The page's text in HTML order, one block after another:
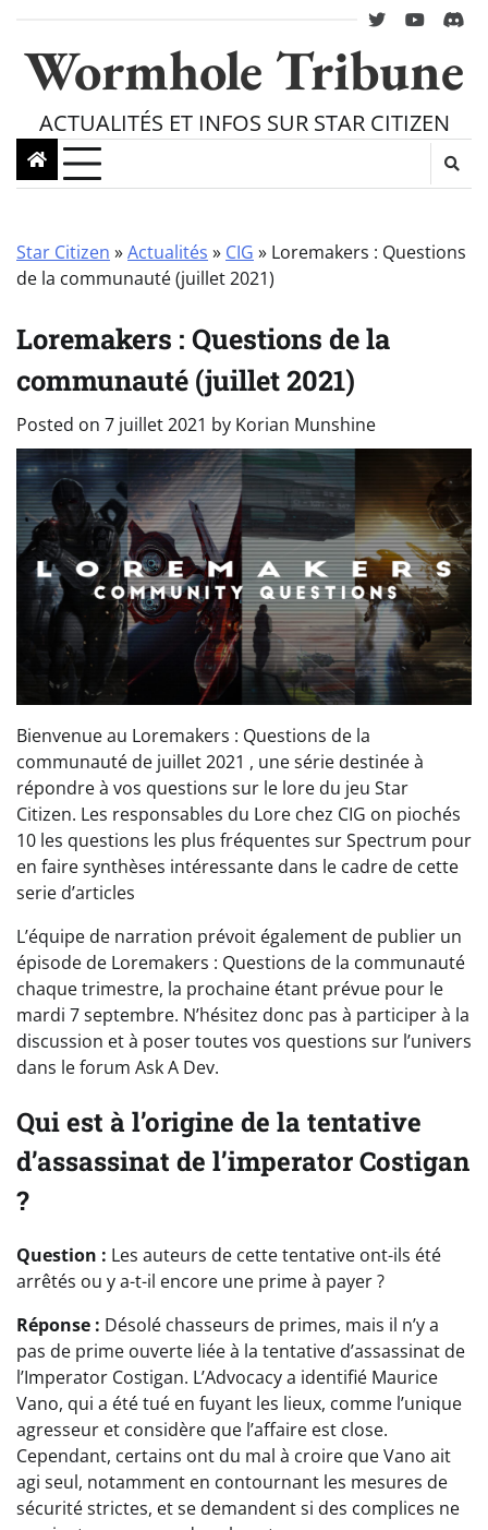
content
twitteryoutube
Wormhole Tribune
ACTUALITÉS ET INFOS SUR STAR CITIZEN
Star Citizen »Actualités » CIG » Loremakers : Questions
de la communauté (juillet 2021)
Loremakers : Questions de la
communauté (juillet 2021)
Posted on 7 juillet 2021 by Korian Munshine
Bienvenue au Loremakers : Questions de la
communauté de juillet 2021 , une série destinée à
répondre à vos questions sur le lore du jeu Star
Citizen. Les responsables du Lore chez CIG on piochés
10 les questions les plus fréquentes sur Spectrum pour
en faire synthèses intéressante dans le cadre de cette
serie d’articles
L’équipe de narration prévoit également de publier un
épisode de Loremakers : Questions de la communauté
chaque trimestre, la prochaine étant prévue pour le
mardi 7 septembre. N’hésitez donc pas à participer à la
discussion et à poser toutes vos questions sur l’univers
dans le forum Ask A Dev.
Qui est à l’origine de la tentative
d’assassinat de l’imperator Costigan
?
Question : Les auteurs de cette tentative ont-ils été
arrêtés ou y a-t-il encore une prime à payer ?
Réponse : Désolé chasseurs de primes, mais il n’y a
pas de prime ouverte liée à la tentative d’assassinat de
l’Imperator Costigan. L’Advocacy a identifié Maurice
Vano, qui a été tué en fuyant les lieux, comme l’unique
agresseur et considère que l’affaire est close.
Cependant, certains ont du mal à croire que Vano ait
agi seul, notamment en contournant les mesures de
sécurité strictes, et se demandent si des complices ne